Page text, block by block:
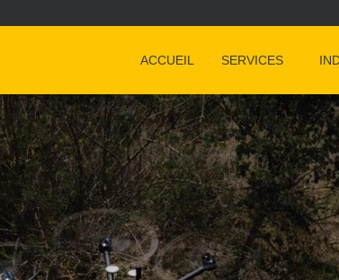
ACCUEIL SERVICES